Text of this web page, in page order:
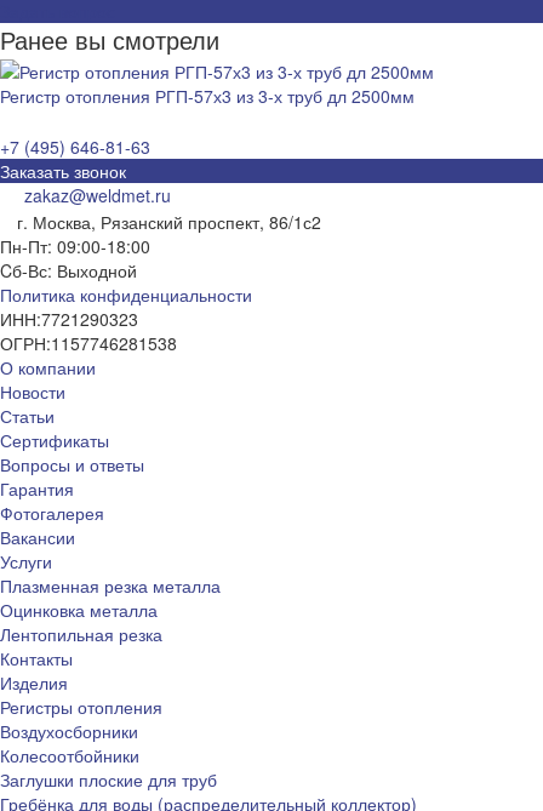
Ранее вы смотрели
Регистр отопления РГП-57х3 из 3-х труб дл 2500мм
+7 (495) 646-81-63
Заказать звонок
zakaz@weldmet.ru
г. Москва, Рязанский проспект, 86/1с2
Пн-Пт: 09:00-18:00
Cб-Вс: Выходной
Политика конфиденциальности
ИНН:7721290323
ОГРН:1157746281538
О компании
Новости
Статьи
Сертификаты
Вопросы и ответы
Гарантия
Фотогалерея
Вакансии
Услуги
Плазменная резка металла
Оцинковка металла
Лентопильная резка
Контакты
Изделия
Регистры отопления
Воздухосборники
Колесоотбойники
Заглушки плоские для труб
Гребёнка для воды (распределительный коллектор)